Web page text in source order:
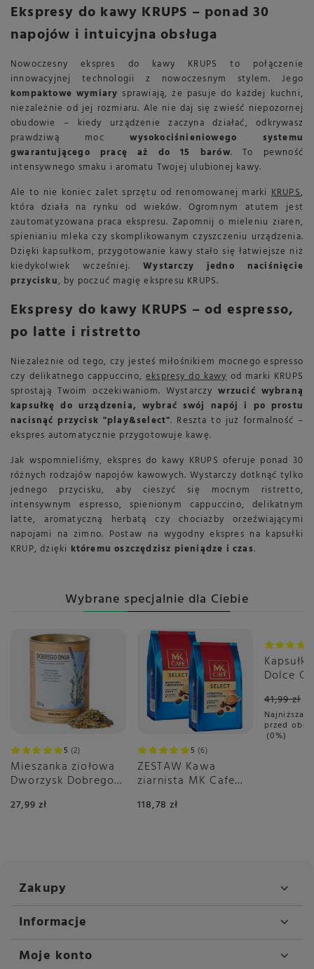
Ekspresy do kawy KRUPS – ponad 30
napojów i intuicyjna obsługa
Nowoczesny ekspres do kawy KRUPS to połączenie
innowacyjnej technologii z nowoczesnym stylem. Jego
kompaktowe wymiary sprawiają, że pasuje do każdej kuchni,
niezależnie od jej rozmiaru. Ale nie daj się zwieść niepozornej
obudowie – kiedy urządzenie zaczyna działać, odkrywasz
prawdziwą mocwysokociśnieniowego systemu
gwarantującego pracę aż do 15 barów. To pewność
intensywnego smaku i aromatu Twojej ulubionej kawy.
Ale to nie koniec zalet sprzętu od renomowanej marki KRUPS,
która działa na rynku od wieków. Ogromnym atutem jest
zautomatyzowana praca ekspresu. Zapomnij o mieleniu ziaren,
spienianiu mleka czy skomplikowanym czyszczeniu urządzenia.
Dzięki kapsułkom, przygotowanie kawy stało się łatwiejsze niż
kiedykolwiek wcześniej.Wystarczy jedno naciśnięcie
przycisku, by poczuć magię ekspresu KRUPS.
Ekspresy do kawy KRUPS – od espresso,
po latte i ristretto
Niezależnie od tego, czy jesteś miłośnikiem mocnego espresso
czy delikatnego cappuccino, ekspresy do kawyod marki KRUPS
sprostają Twoim oczekiwaniom. Wystarczywrzucić wybraną
kapsułkę do urządzenia, wybrać swój napój i po prostu
nacisnąć przycisk "play&select". Reszta to już formalność –
ekspres automatycznie przygotowuje kawę.
Jak wspomnieliśmy, ekspres do kawy KRUPS oferuje ponad 30
różnych rodzajów napojów kawowych. Wystarczy dotknąć tylko
jednego przycisku, aby cieszyć się mocnym ristretto,
intensywnym espresso, spienionym cappuccino, delikatnym
latte, aromatyczną herbatą czy chociażby orzeźwiającymi
napojami na zimno. Postaw na wygodny ekspres na kapsułki
KRUP, dzięki któremu oszczędzisz pieniądze i czas.
Wybrane specjalnie dla Ciebie
5 2
Mieszanka ziołowa
Dworzysk Dobrego
27,99 zł
5 6
ZESTAW Kawa
ziarnista MK Cafe
118,78 zł
Okazja
Dolce
41,99 zł
Najniższa
przed
0%
Zakupy
Informacje
Moje konto